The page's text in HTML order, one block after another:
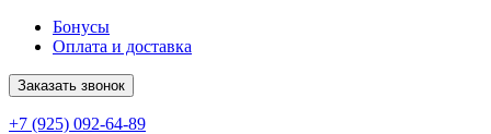
Бонусы
Оплата и доставка
Заказать звонок
+7 (925) 092-64-89